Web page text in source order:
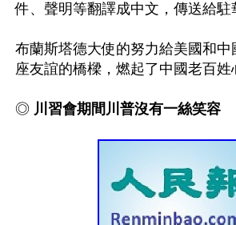
件、聲明等翻譯成中文，傳送給駐
布蘭斯塔德大使的努力給美國和中
座友誼的橋樑，燃起了中國老百姓
◎ 川習會期間川普沒有一絲笑容